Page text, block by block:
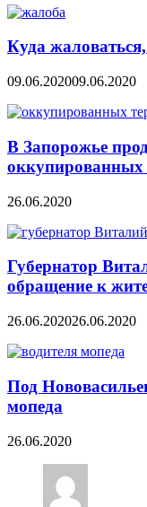
Куда
09.06.202009.06.2020
В Запорожье
оккупированных
26.06.2020
Губернатор
обращение к
26.06.202026.06.2020
Под
мопеда
26.06.2020